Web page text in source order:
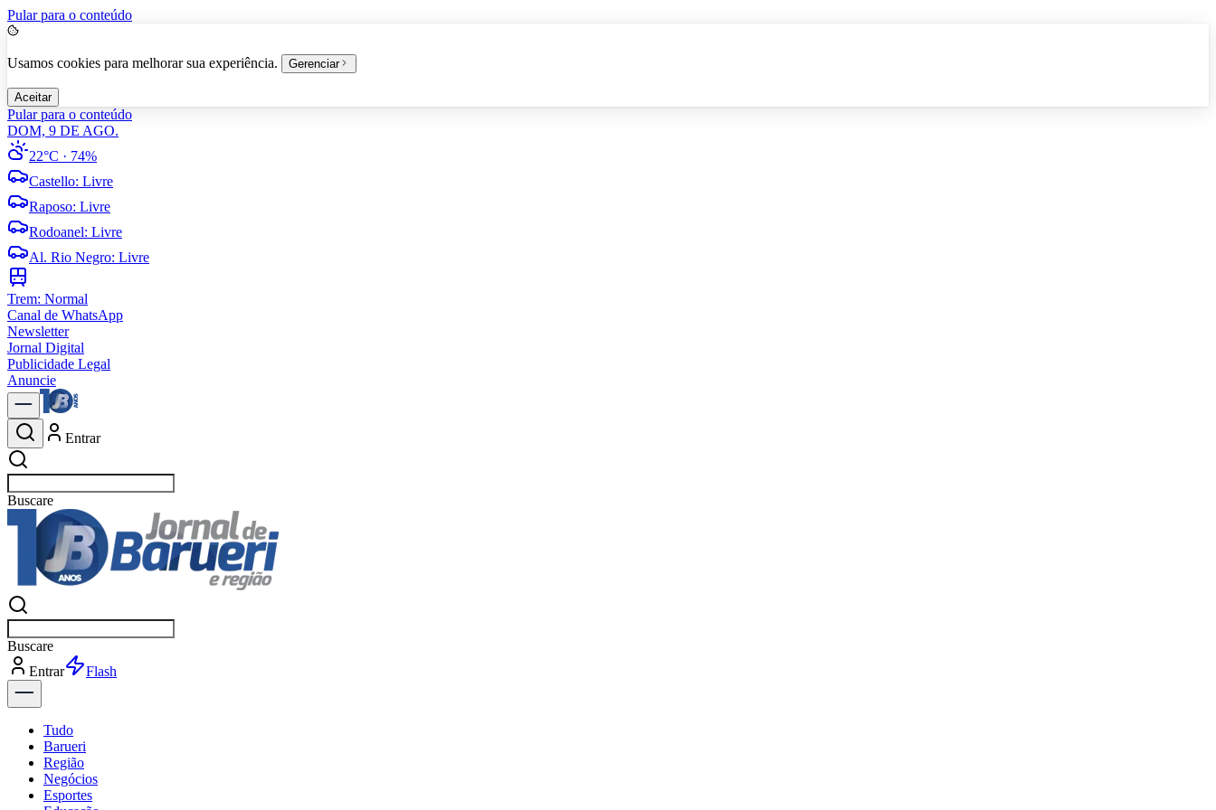
Pular para o conteúdo
Usamos cookies para melhorar sua experiência. Gerenciar
Aceitar
Pular para o conteúdo
DOM, 9 DE AGO.
22°C · 74%
Castello: Livre
Raposo: Livre
Rodoanel: Livre
Al. Rio Negro: Livre
Trem: Normal
Canal de WhatsApp
Newsletter
Jornal Digital
Publicidade Legal
Anuncie
Entrar
Buscaresportes
Buscaresportes
Entrar
Flash
Tudo
Barueri
Região
Negócios
Esportes